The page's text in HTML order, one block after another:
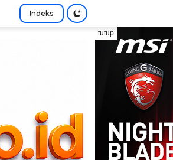
Indeks
tutup